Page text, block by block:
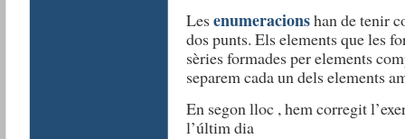
Lesenumeracionshan de tenir
dos punts. Els elements que les
sèries formades per elements
separem cada un dels elements
En segon lloc , hem corregit
l’últim dia